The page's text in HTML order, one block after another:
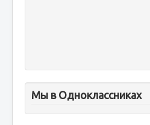
Мы в Одноклассниках